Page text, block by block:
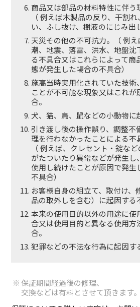
商品又は部品の材料特性に伴う
（ 例えば木製品の反り、干割
い、ふし抜け、樹液のにじみ出
天災その他の不可抗力。（ 例
潮、地震、落雷、洪水、地盤沈
る不具合又はこれらによって商
態が発生した場合の不具合）
施高当時実用化されていた技術
ことが不可能な現象又はこれが
合。
犬、猫、鳥、鼠などの小動物に
引き渡し後の操作誤り、調整不
理を行わなかったことによる不
（ 例えば、クレセント・錠な
がたついたり異常などが発生し
使用し続けたことが原因で発生
不具合）
お客様自身の組立て、取付け、
品の取外しを含む）に起因する
本来の使用目的以外の用途に使
合又は使用目的と異なる使用方
合。
犯罪などの不法な行為に起因す
保証期間経過後の修理、
交換などは有料とさせて頂きます。